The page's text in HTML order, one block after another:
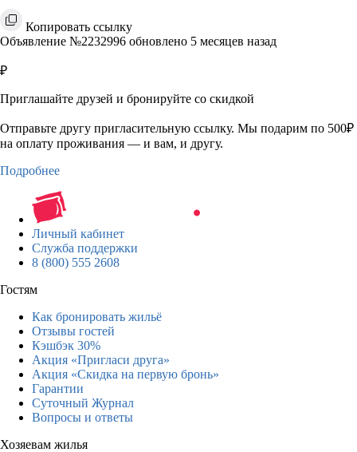
Копировать ссылку
Объявление №2232996 обновлено 5 месяцев назад
₽
Приглашайте друзей и бронируйте со скидкой
Отправьте другу пригласительную ссылку. Мы подарим по 500₽
на оплату проживания — и вам, и другу.
Подробнее
Личный кабинет
Служба поддержки
8 (800) 555 2608
Гостям
Как бронировать жильё
Отзывы гостей
Кэшбэк 30%
Акция «Пригласи друга»
Акция «Скидка на первую бронь»
Гарантии
Суточный Журнал
Вопросы и ответы
Хозяевам жилья